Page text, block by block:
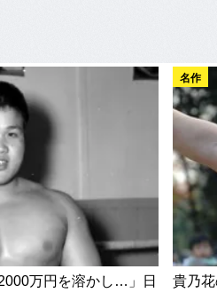
万円を溶かし…」日
名作
貴乃